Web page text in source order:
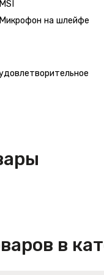
MSI
Микрофон на шлейфе
в